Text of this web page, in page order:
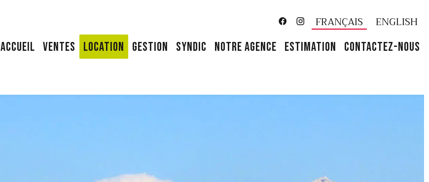
FRANÇAIS ENGLISH
ACCUEIL VENTES LOCATION GESTION SYNDIC NOTRE AGENCE ESTIMATION CONTACTEZ-NOUS